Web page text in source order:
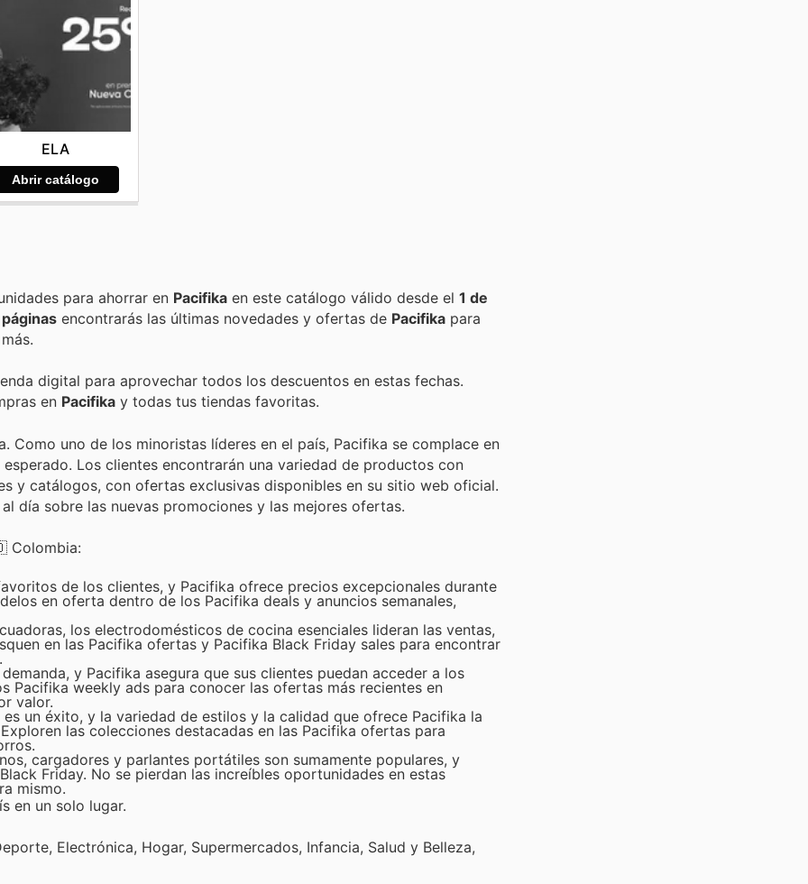
ELA
Abrir catálogo
Encuentra las mejores promociones, descuentos y oportunidades para ahorrar en Pacifika en este catálogo válido desde el 1 de
encontrarás las últimas novedades y ofertas de Pacifika para
digital para aprovechar todos los descuentos en estas fechas.
en Pacifika y todas tus tiendas favoritas.
Como uno de los minoristas líderes en el país, Pacifika se complace en
Los clientes encontrarán una variedad de productos con
y catálogos, con ofertas exclusivas disponibles en su sitio web oficial.
día sobre las nuevas promociones y las mejores ofertas.
Colombia:
de los clientes, y Pacifika ofrece precios excepcionales durante
en oferta dentro de los Pacifika deals y anuncios semanales,
los electrodomésticos de cocina esenciales lideran las ventas,
en las Pacifika ofertas y Pacifika Black Friday sales para encontrar
y Pacifika asegura que sus clientes puedan acceder a los
Pacifika weekly ads para conocer las ofertas más recientes en
valor.
un éxito, y la variedad de estilos y la calidad que ofrece Pacifika la
las colecciones destacadas en las Pacifika ofertas para
cargadores y parlantes portátiles son sumamente populares, y
Friday. No se pierdan las increíbles oportunidades en estas
mismo.
en un solo lugar.
Electrónica, Hogar, Supermercados, Infancia, Salud y Belleza,